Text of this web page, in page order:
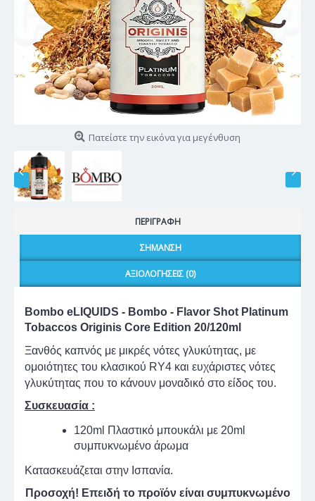
Πατείστε την εικόνα για μεγένθυση
ΠΕΡΙΓΡΑΦΉ
ΣΉΜΑΝΣΗ
ΑΞΙΟΛΟΓΉΣΕΙΣ (0)
Bombo eLIQUIDS - Bombo - Flavor Shot Platinum
Tobaccos Originis Core Edition 20/120ml
Ξανθός καπνός με μικρές νότες γλυκύτητας, με
ομοιότητες του κλασικού RY4 και ευχάριστες νότες
γλυκύτητας που το κάνουν μοναδικό στο είδος του.
Συσκευασία :
120ml Πλαστικό μπουκάλι με 20ml
συμπυκνωμένο άρωμα
Κατασκευάζεται στην Ισπανία.
Προσοχή! Επειδή το προϊόν είναι συμπυκνωμένο